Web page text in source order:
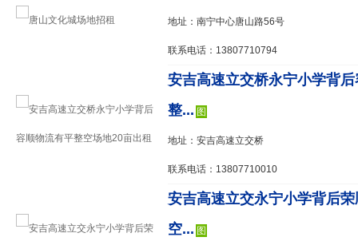
地址：南宁中心唐山路56号
联系电话：13807710794
安吉高速立交桥永宁小学背
整... 图
地址：安吉高速立交桥
联系电话：13807710010
安吉高速立交永宁小学背后
空... 图